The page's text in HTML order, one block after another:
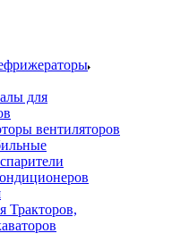
для
вентиляторов
Тракторов,